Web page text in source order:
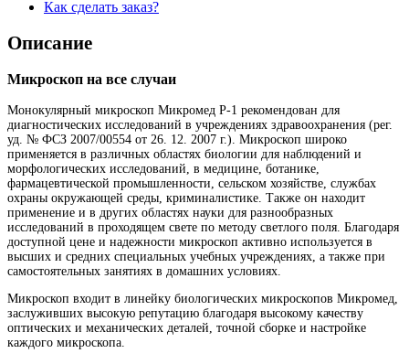
Как сделать заказ?
Описание
Микроскоп на все случаи
Монокулярный микроскоп Микромед Р-1 рекомендован для
диагностических исследований в учреждениях здравоохранения (рег.
уд. № ФСЗ 2007/00554 от 26. 12. 2007 г.). Микроскоп широко
применяется в различных областях биологии для наблюдений и
морфологических исследований, в медицине, ботанике,
фармацевтической промышленности, сельском хозяйстве, службах
охраны окружающей среды, криминалистике. Также он находит
применение и в других областях науки для разнообразных
исследований в проходящем свете по методу светлого поля. Благодаря
доступной цене и надежности микроскоп активно используется в
высших и средних специальных учебных учреждениях, а также при
самостоятельных занятиях в домашних условиях.
Микроскоп входит в линейку биологических микроскопов Микромед,
заслуживших высокую репутацию благодаря высокому качеству
оптических и механических деталей, точной сборке и настройке
каждого микроскопа.